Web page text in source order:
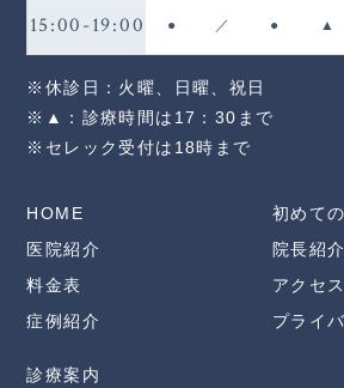
15:00-19:00 ● ／ ● ▲
※休診日：火曜、日曜、祝日
※▲：診療時間は17：30まで
※セレック受付は18時まで
HOME
初めて
医院紹介
院長紹介
料金表
アクセス
症例紹介
プライ
診療案内